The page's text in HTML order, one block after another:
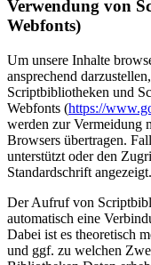
Verwendung von
Webfonts)
Um unsere Inhalte
ansprechend
Scriptbibliotheken und
Webfonts (https://
werden zur Vermeidung
Browsers übertragen.
unterstützt oder den
Standardschrift angezeigt.
Der Aufruf von
automatisch eine
Dabei ist es theoretisch
und ggf. zu welchen